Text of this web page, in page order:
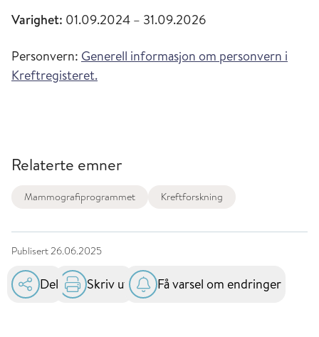
Varighet: 01.09.2024 – 31.09.2026
Personvern: Generell informasjon om personvern i
Kreftregisteret.
Relaterte emner
Mammografiprogrammet Kreftforskning
Publisert26.06.2025
Del Skriv ut Få varsel om endringer